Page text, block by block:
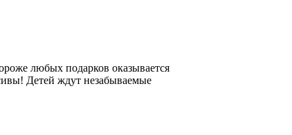
любых подарков оказывается
Детей ждут незабываемые